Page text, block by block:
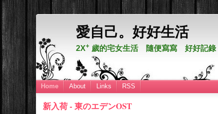
愛自己。好好生活
2X+ 歲的宅女生活 隨便寫寫 好好記錄
Home About Links RSS
新入荷 - 東のエデンOST